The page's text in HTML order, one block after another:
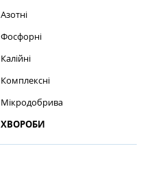
Азотні
Фосфорні
Калійні
Комплексні
Мікродобрива
ХВОРОБИ